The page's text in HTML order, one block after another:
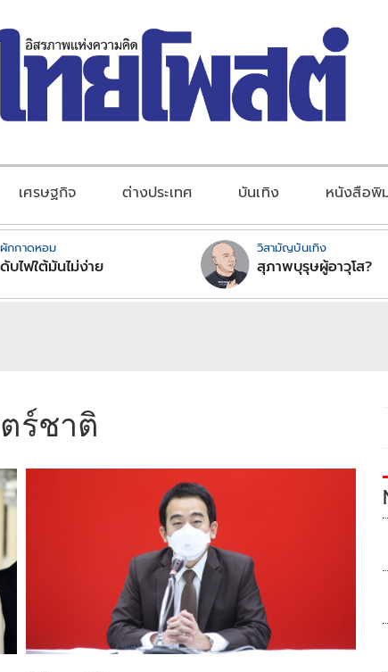
เศรษฐกิจ ต่างประเทศ บันเทิง หนังสือพิ
ผักกาดหอม
ดับไฟใต้มันไม่ง่าย
วิสามัญบันเทิง
สุภาพบุรุษผู้อาวุโส?
ร์ชาติ